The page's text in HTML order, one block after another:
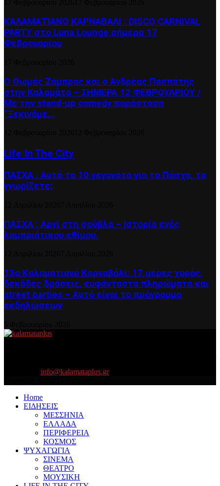
ΚΑΛΑΜΑΤΙΑΝΟ ΚΑΡΝΑΒΑΛΙ : DISCO CARNIVAL
PARTY στο Luna Lounge σήμερα 17
Φεβρουαρίου
Ο Θωμάς Ζάμπρας και ο Ανδρέας Πασπάτης
στην Καλαμάτα – ΣΗΜΕΡΑ 12 ΦΕΒΡΟΥΑΡΙΟΥ /
Με την stand-up comedy παράσταση
“Ξεκινάμε...
Life In The City
ΠΑΣΧΑ : Αυτά τα 10 γεγονότα για το Πάσχα, τα
γνωρίζετε;
ΠΑΣΧΑ : Αρνί στη σούβλα – Ιστορία ενός
λαμπριάτικου εθίμου.
13ο Καλαματιανό Καρναβάλι: 17 μέρες χορός,
δεκάδες δράσεις, ευφάνταστα πληρώματα και
street parties – Αυτό είναι το πρόγραμμα
εκδηλώσεων
info@kalamataplus.gr
Home
ΕΙΔΗΣΕΙΣ
ΜΕΣΣΗΝΙΑ
ΕΛΛΑΔΑ
ΠΕΡΙΦΕΡΕΙΑ
ΚΟΣΜΟΣ
ΨΥΧΑΓΩΓΙΑ
ΣΙΝΕΜΑ
ΘΕΑΤΡΟ
ΜΟΥΣΙΚΗ